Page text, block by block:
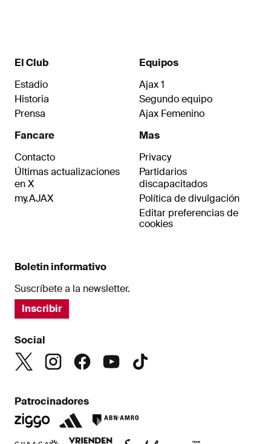
El Club
Estadio
Historia
Prensa
Fancare
Contacto
Últimas actualizaciones
en X
my.AJAX
Equipos
Ajax 1
Segundo equipo
Ajax Femenino
Mas
Privacy
Partidarios
discapacitados
Política de divulgación
Editar preferencias de
cookies
Boletin informativo
Suscríbete a la newsletter.
Inscribir
Social
Patrocinadores